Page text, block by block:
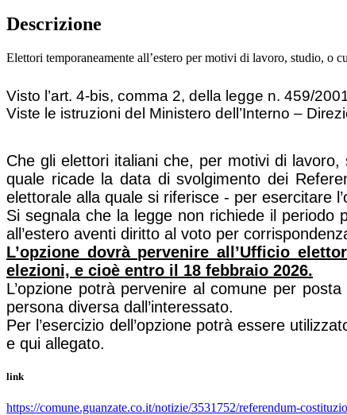
Descrizione
Elettori temporaneamente all’estero per motivi di lavoro, studio, o
Visto l’art. 4-bis, comma 2, della legge n. 459/
Viste le istruzioni del Ministero dell’Interno –
Che gli elettori italiani che, per motivi di
quale ricade la data di svolgimento dei
elettorale alla quale si riferisce - per esercitare
Si segnala che la legge non richiede il periodo
all’estero aventi diritto al voto per
L’opzione dovrà pervenire all’Ufficio
elezioni, e cioè entro il 18 febbraio 2026.
L’opzione potrà pervenire al comune per
persona diversa dall’interessato.
Per l’esercizio dell’opzione potrà essere
e qui allegato.
link
https://comune.guanzate.co.it/notizie/3531752/referendum-